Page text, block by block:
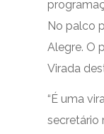
No palco
Alegre. O
Virada
“É uma
secretário